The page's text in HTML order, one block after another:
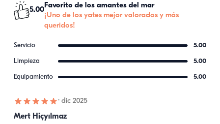
5.00
Favorito de los amantes del mar
¡Uno de los yates mejor valorados y más
queridos!
Servicio 5.00
Limpieza 5.00
Equipamiento 5.00
· dic 2025
Mert Hiçyılmaz